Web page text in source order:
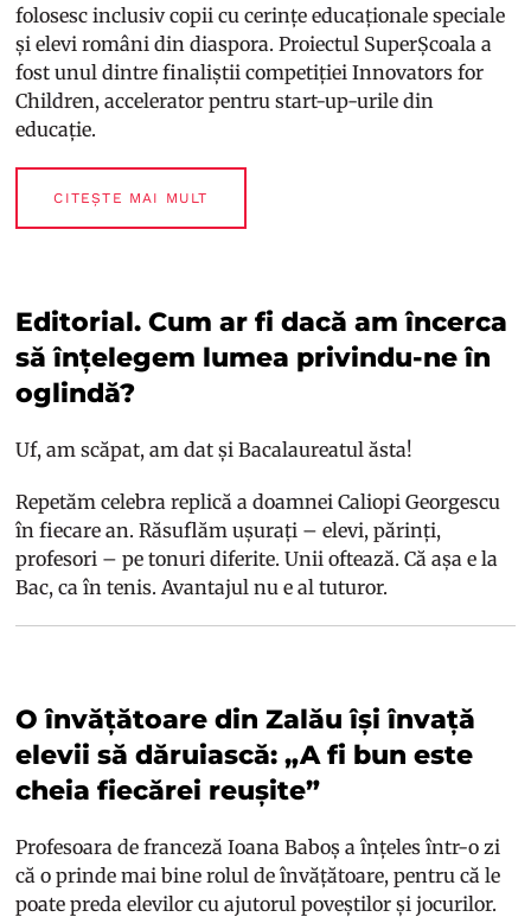
folosesc inclusiv copii cu cerințe educaționale speciale
și elevi români din diaspora. Proiectul SuperȘcoala a
fost unul dintre finaliștii competiției Innovators for
Children, accelerator pentru start-up-urile din
educație.
CITEȘTE MAI MULT
Editorial. Cum ar fi dacă am încerca
să înțelegem lumea privindu-ne în
oglindă?
Uf, am scăpat, am dat și Bacalaureatul ăsta!
Repetăm celebra replică a doamnei Caliopi Georgescu
în fiecare an. Răsuflăm ușurați – elevi, părinți,
profesori – pe tonuri diferite. Unii oftează. Că așa e la
Bac, ca în tenis. Avantajul nu e al tuturor.
O învățătoare din Zalău își învață
elevii să dăruiască: „A fi bun este
cheia fiecărei reușite”
Profesoara de franceză Ioana Baboș a înțeles într-o zi
că o prinde mai bine rolul de învățătoare, pentru că le
poate preda elevilor cu ajutorul poveștilor și jocurilor.